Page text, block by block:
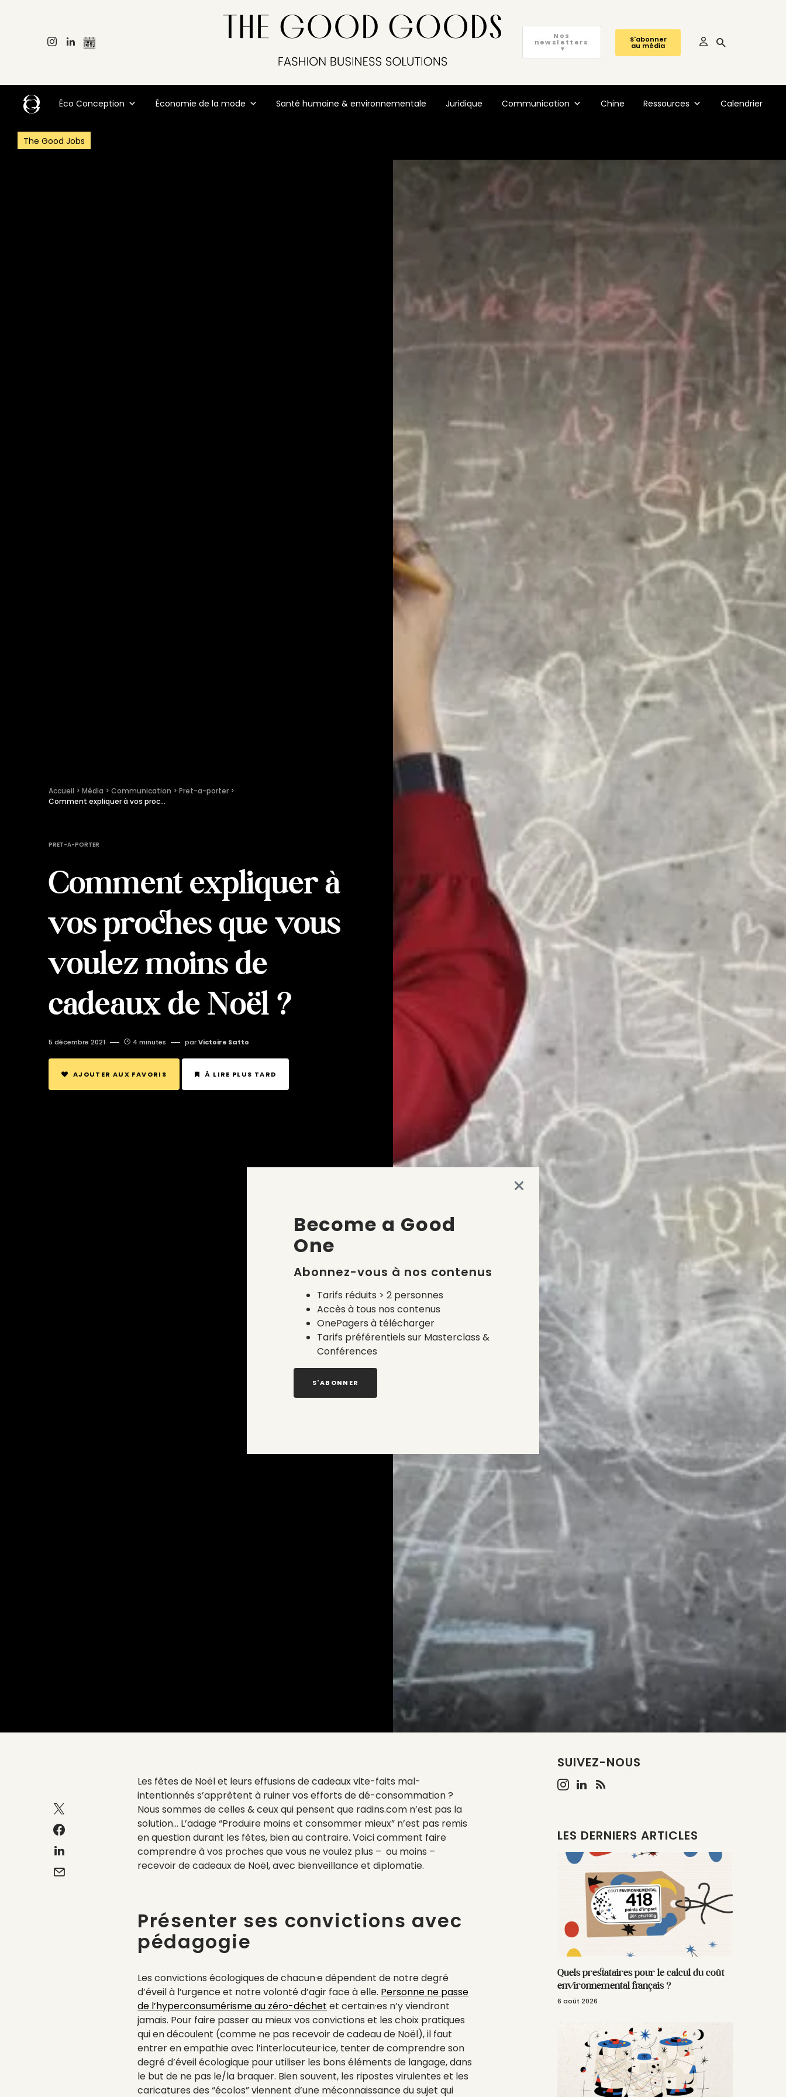
Nos
newsletters
▼
S'abonner
au média
Éco Conception Économie de la mode Santé humaine & environnementale Juridique Communication Chine Ressources Calendrier
The Good Jobs
Accueil > Média > Communication > Pret-a-porter >
Comment expliquer à vos proches que vous voulez moins de cadeaux de Noël ?
PRET-A-PORTER
Comment expliquer à
vos proches que vous
voulez moins de
cadeaux de Noël ?
5 décembre 2021 4 minutes par Victoire Satto
AJOUTER AUX FAVORIS À LIRE PLUS TARD
Les fêtes de Noël et leurs effusions de cadeaux vite-faits mal-
intentionnés s’apprêtent à ruiner vos efforts de dé-consommation ?
Nous sommes de celles & ceux qui pensent que radins.com n’est pas la
solution… L’adage “Produire moins et consommer mieux” n’est pas remis
en question durant les fêtes, bien au contraire. Voici comment faire
comprendre à vos proches que vous ne voulez plus – ou moins –
recevoir de cadeaux de Noël, avec bienveillance et diplomatie.
Présenter ses convictions avec
pédagogie
Les convictions écologiques de chacun·e dépendent de notre degré
d’éveil à l’urgence et notre volonté d’agir face à elle. Personne ne passe
de l’hyperconsumérisme au zéro-déchet et certain·es n’y viendront
jamais. Pour faire passer au mieux vos convictions et les choix pratiques
qui en découlent (comme ne pas recevoir de cadeau de Noël), il faut
entrer en empathie avec l’interlocuteur·ice, tenter de comprendre son
degré d’éveil écologique pour utiliser les bons éléments de langage, dans
le but de ne pas le/la braquer. Bien souvent, les ripostes virulentes et les
caricatures des “écolos” viennent d’une méconnaissance du sujet qui
SUIVEZ-NOUS
LES DERNIERS ARTICLES
Quels prestataires pour le calcul du coût
environnemental français ?
6 août 2026
Become a Good
One
Abonnez-vous à nos contenus
Tarifs réduits > 2 personnes
Accès à tous nos contenus
OnePagers à télécharger
Tarifs préférentiels sur Masterclass &
Conférences
S'ABONNER